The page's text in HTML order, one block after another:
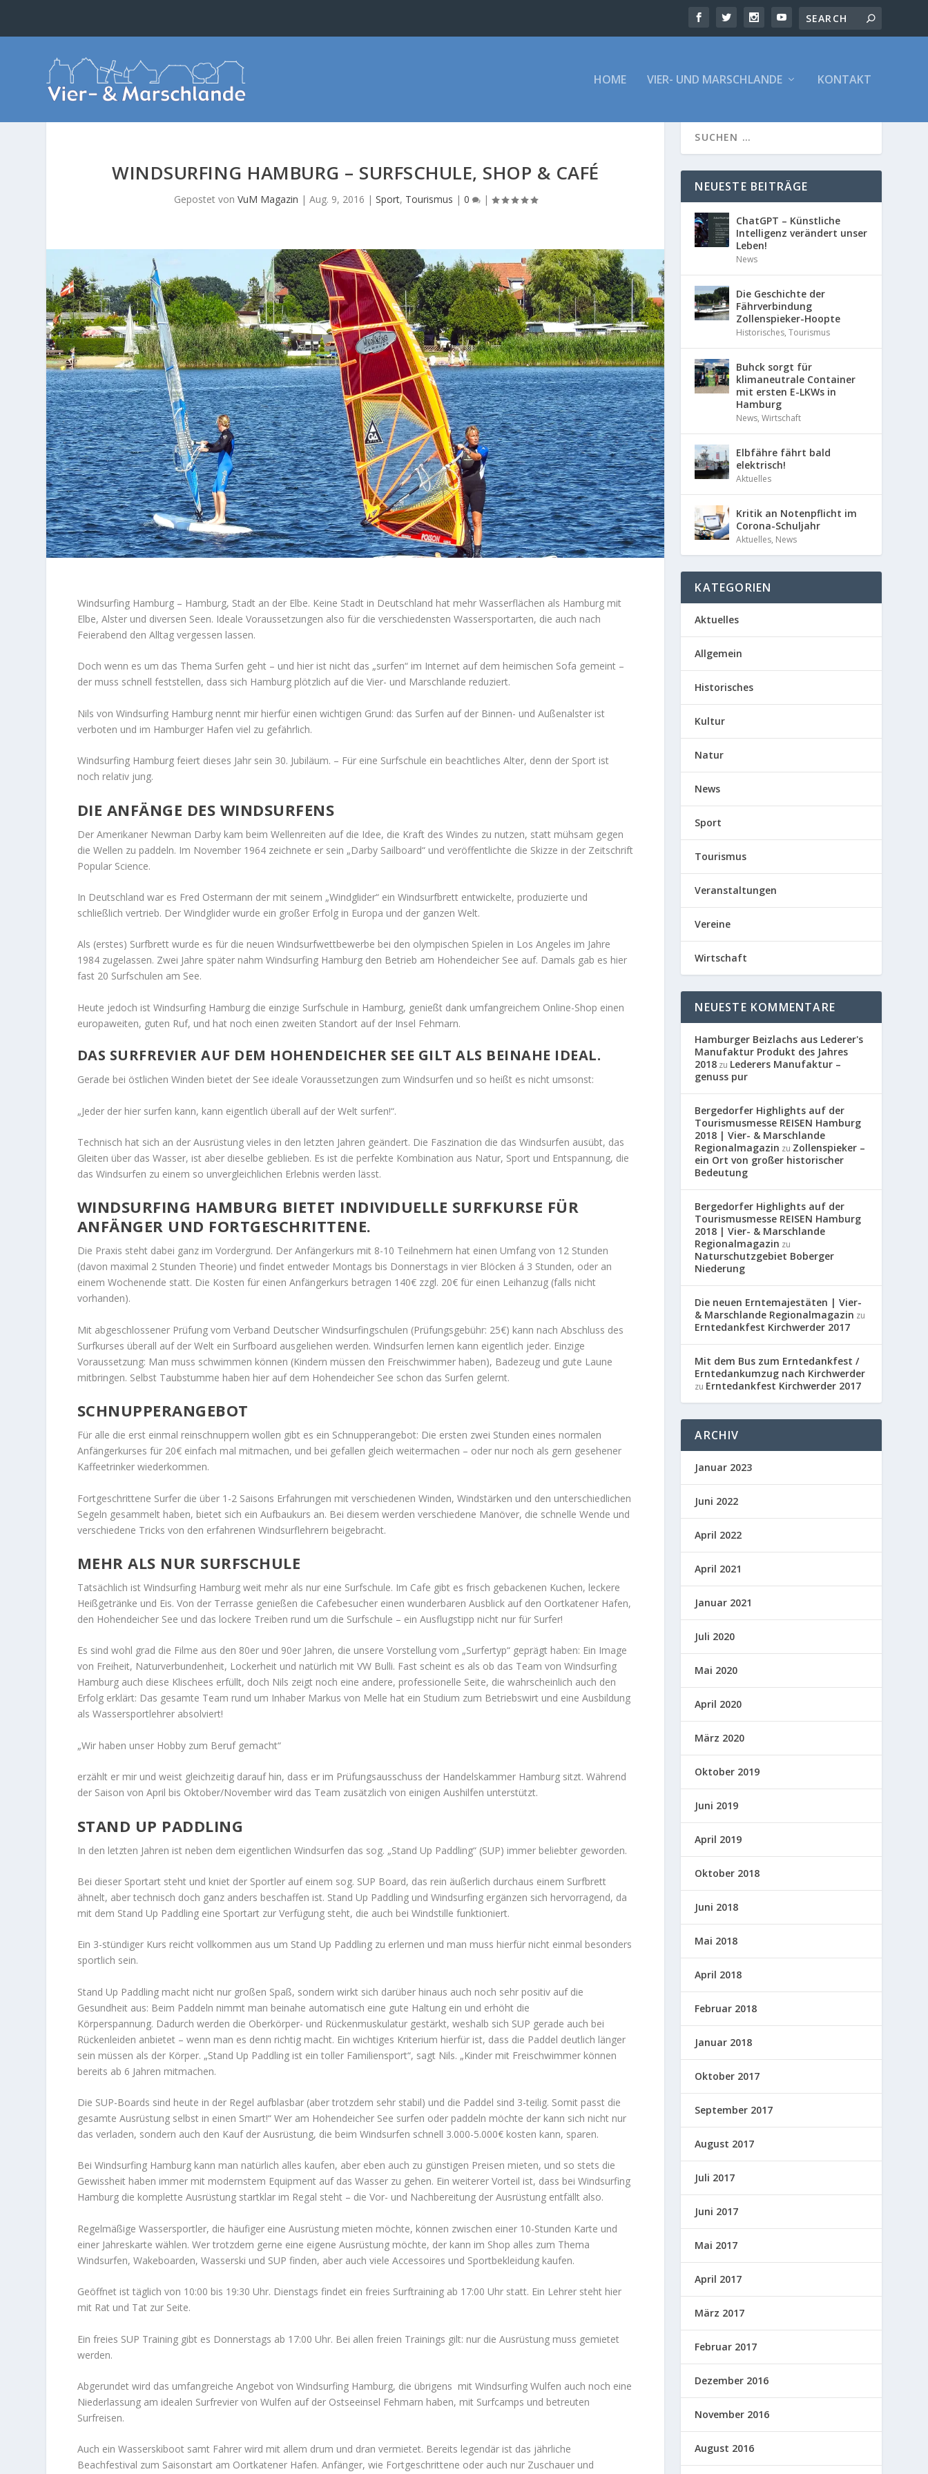
HOME VIER- UND MARSCHLANDE KONTAKT
WINDSURFING HAMBURG – SURFSCHULE, SHOP & CAFÉ
Gepostet von VuM Magazin | Aug. 9, 2016 | Sport, Tourismus | 0 |
Windsurfing Hamburg – Hamburg, Stadt an der Elbe. Keine Stadt in Deutschland hat mehr Wasserflächen als Hamburg mit
Elbe, Alster und diversen Seen. Ideale Voraussetzungen also für die verschiedensten Wassersportarten, die auch nach
Feierabend den Alltag vergessen lassen.
Doch wenn es um das Thema Surfen geht – und hier ist nicht das „surfen“ im Internet auf dem heimischen Sofa gemeint –
der muss schnell feststellen, dass sich Hamburg plötzlich auf die Vier- und Marschlande reduziert.
Nils von Windsurfing Hamburg nennt mir hierfür einen wichtigen Grund: das Surfen auf der Binnen- und Außenalster ist
verboten und im Hamburger Hafen viel zu gefährlich.
Windsurfing Hamburg feiert dieses Jahr sein 30. Jubiläum. – Für eine Surfschule ein beachtliches Alter, denn der Sport ist
noch relativ jung.
DIE ANFÄNGE DES WINDSURFENS
Der Amerikaner Newman Darby kam beim Wellenreiten auf die Idee, die Kraft des Windes zu nutzen, statt mühsam gegen
die Wellen zu paddeln. Im November 1964 zeichnete er sein „Darby Sailboard“ und veröffentlichte die Skizze in der Zeitschrift
Popular Science.
In Deutschland war es Fred Ostermann der mit seinem „Windglider“ ein Windsurfbrett entwickelte, produzierte und
schließlich vertrieb. Der Windglider wurde ein großer Erfolg in Europa und der ganzen Welt.
Als (erstes) Surfbrett wurde es für die neuen Windsurfwettbewerbe bei den olympischen Spielen in Los Angeles im Jahre
1984 zugelassen. Zwei Jahre später nahm Windsurfing Hamburg den Betrieb am Hohendeicher See auf. Damals gab es hier
fast 20 Surfschulen am See.
Heute jedoch ist Windsurfing Hamburg die einzige Surfschule in Hamburg, genießt dank umfangreichem Online-Shop einen
europaweiten, guten Ruf, und hat noch einen zweiten Standort auf der Insel Fehmarn.
DAS SURFREVIER AUF DEM HOHENDEICHER SEE GILT ALS BEINAHE IDEAL.
Gerade bei östlichen Winden bietet der See ideale Voraussetzungen zum Windsurfen und so heißt es nicht umsonst:
„Jeder der hier surfen kann, kann eigentlich überall auf der Welt surfen!“.
Technisch hat sich an der Ausrüstung vieles in den letzten Jahren geändert. Die Faszination die das Windsurfen ausübt, das
Gleiten über das Wasser, ist aber dieselbe geblieben. Es ist die perfekte Kombination aus Natur, Sport und Entspannung, die
das Windsurfen zu einem so unvergleichlichen Erlebnis werden lässt.
WINDSURFING HAMBURG BIETET INDIVIDUELLE SURFKURSE FÜR
ANFÄNGER UND FORTGESCHRITTENE.
Die Praxis steht dabei ganz im Vordergrund. Der Anfängerkurs mit 8-10 Teilnehmern hat einen Umfang von 12 Stunden
(davon maximal 2 Stunden Theorie) und findet entweder Montags bis Donnerstags in vier Blöcken á 3 Stunden, oder an
einem Wochenende statt. Die Kosten für einen Anfängerkurs betragen 140€ zzgl. 20€ für einen Leihanzug (falls nicht
vorhanden).
Mit abgeschlossener Prüfung vom Verband Deutscher Windsurfingschulen (Prüfungsgebühr: 25€) kann nach Abschluss des
Surfkurses überall auf der Welt ein Surfboard ausgeliehen werden. Windsurfen lernen kann eigentlich jeder. Einzige
Voraussetzung: Man muss schwimmen können (Kindern müssen den Freischwimmer haben), Badezeug und gute Laune
mitbringen. Selbst Taubstumme haben hier auf dem Hohendeicher See schon das Surfen gelernt.
SCHNUPPERANGEBOT
Für alle die erst einmal reinschnuppern wollen gibt es ein Schnupperangebot: Die ersten zwei Stunden eines normalen
Anfängerkurses für 20€ einfach mal mitmachen, und bei gefallen gleich weitermachen – oder nur noch als gern gesehener
Kaffeetrinker wiederkommen.
Fortgeschrittene Surfer die über 1-2 Saisons Erfahrungen mit verschiedenen Winden, Windstärken und den unterschiedlichen
Segeln gesammelt haben, bietet sich ein Aufbaukurs an. Bei diesem werden verschiedene Manöver, die schnelle Wende und
verschiedene Tricks von den erfahrenen Windsurflehrern beigebracht.
MEHR ALS NUR SURFSCHULE
Tatsächlich ist Windsurfing Hamburg weit mehr als nur eine Surfschule. Im Cafe gibt es frisch gebackenen Kuchen, leckere
Heißgetränke und Eis. Von der Terrasse genießen die Cafebesucher einen wunderbaren Ausblick auf den Oortkatener Hafen,
den Hohendeicher See und das lockere Treiben rund um die Surfschule – ein Ausflugstipp nicht nur für Surfer!
Es sind wohl grad die Filme aus den 80er und 90er Jahren, die unsere Vorstellung vom „Surfertyp“ geprägt haben: Ein Image
von Freiheit, Naturverbundenheit, Lockerheit und natürlich mit VW Bulli. Fast scheint es als ob das Team von Windsurfing
Hamburg auch diese Klischees erfüllt, doch Nils zeigt noch eine andere, professionelle Seite, die wahrscheinlich auch den
Erfolg erklärt: Das gesamte Team rund um Inhaber Markus von Melle hat ein Studium zum Betriebswirt und eine Ausbildung
als Wassersportlehrer absolviert!
„Wir haben unser Hobby zum Beruf gemacht“
erzählt er mir und weist gleichzeitig darauf hin, dass er im Prüfungsausschuss der Handelskammer Hamburg sitzt. Während
der Saison von April bis Oktober/November wird das Team zusätzlich von einigen Aushilfen unterstützt.
STAND UP PADDLING
In den letzten Jahren ist neben dem eigentlichen Windsurfen das sog. „Stand Up Paddling“ (SUP) immer beliebter geworden.
Bei dieser Sportart steht und kniet der Sportler auf einem sog. SUP Board, das rein äußerlich durchaus einem Surfbrett
ähnelt, aber technisch doch ganz anders beschaffen ist. Stand Up Paddling und Windsurfing ergänzen sich hervorragend, da
mit dem Stand Up Paddling eine Sportart zur Verfügung steht, die auch bei Windstille funktioniert.
Ein 3-stündiger Kurs reicht vollkommen aus um Stand Up Paddling zu erlernen und man muss hierfür nicht einmal besonders
sportlich sein.
Stand Up Paddling macht nicht nur großen Spaß, sondern wirkt sich darüber hinaus auch noch sehr positiv auf die
Gesundheit aus: Beim Paddeln nimmt man beinahe automatisch eine gute Haltung ein und erhöht die
Körperspannung. Dadurch werden die Oberkörper- und Rückenmuskulatur gestärkt, weshalb sich SUP gerade auch bei
Rückenleiden anbietet – wenn man es denn richtig macht. Ein wichtiges Kriterium hierfür ist, dass die Paddel deutlich länger
sein müssen als der Körper. „Stand Up Paddling ist ein toller Familiensport“, sagt Nils. „Kinder mit Freischwimmer können
bereits ab 6 Jahren mitmachen.
Die SUP-Boards sind heute in der Regel aufblasbar (aber trotzdem sehr stabil) und die Paddel sind 3-teilig. Somit passt die
gesamte Ausrüstung selbst in einen Smart!“ Wer am Hohendeicher See surfen oder paddeln möchte der kann sich nicht nur
das verladen, sondern auch den Kauf der Ausrüstung, die beim Windsurfen schnell 3.000-5.000€ kosten kann, sparen.
Bei Windsurfing Hamburg kann man natürlich alles kaufen, aber eben auch zu günstigen Preisen mieten, und so stets die
Gewissheit haben immer mit modernstem Equipment auf das Wasser zu gehen. Ein weiterer Vorteil ist, dass bei Windsurfing
Hamburg die komplette Ausrüstung startklar im Regal steht – die Vor- und Nachbereitung der Ausrüstung entfällt also.
Regelmäßige Wassersportler, die häufiger eine Ausrüstung mieten möchte, können zwischen einer 10-Stunden Karte und
einer Jahreskarte wählen. Wer trotzdem gerne eine eigene Ausrüstung möchte, der kann im Shop alles zum Thema
Windsurfen, Wakeboarden, Wasserski und SUP finden, aber auch viele Accessoires und Sportbekleidung kaufen.
Geöffnet ist täglich von 10:00 bis 19:30 Uhr. Dienstags findet ein freies Surftraining ab 17:00 Uhr statt. Ein Lehrer steht hier
mit Rat und Tat zur Seite.
Ein freies SUP Training gibt es Donnerstags ab 17:00 Uhr. Bei allen freien Trainings gilt: nur die Ausrüstung muss gemietet
werden.
Abgerundet wird das umfangreiche Angebot von Windsurfing Hamburg, die übrigens mit Windsurfing Wulfen auch noch eine
Niederlassung am idealen Surfrevier von Wulfen auf der Ostseeinsel Fehmarn haben, mit Surfcamps und betreuten
Surfreisen.
Auch ein Wasserskiboot samt Fahrer wird mit allem drum und dran vermietet. Bereits legendär ist das jährliche
Beachfestival zum Saisonstart am Oortkatener Hafen. Anfänger, wie Fortgeschrittene oder auch nur Zuschauer und
NEUESTE BEITRÄGE
ChatGPT – Künstliche
Intelligenz verändert unser
Leben!
News
Die Geschichte der
Fährverbindung
Zollenspieker-Hoopte
Historisches,Tourismus
Buhck sorgt für
klimaneutrale Container
mit ersten E-LKWs in
Hamburg
News,Wirtschaft
Elbfähre fährt bald
elektrisch!
Aktuelles
Kritik an Notenpflicht im
Corona-Schuljahr
Aktuelles, News
KATEGORIEN
Aktuelles
Allgemein
Historisches
Kultur
Natur
News
Sport
Tourismus
Veranstaltungen
Vereine
Wirtschaft
NEUESTE KOMMENTARE
Hamburger Beizlachs aus Lederer's
Manufaktur Produkt des Jahres
2018 zu Lederers Manufaktur –
genuss pur
Bergedorfer Highlights auf der
Tourismusmesse REISEN Hamburg
2018 | Vier- & Marschlande
Regionalmagazin zu Zollenspieker –
ein Ort von großer historischer
Bedeutung
Bergedorfer Highlights auf der
Tourismusmesse REISEN Hamburg
2018 | Vier- & Marschlande
Regionalmagazin zu
Naturschutzgebiet Boberger
Niederung
Die neuen Erntemajestäten | Vier-
& Marschlande Regionalmagazin zu
Erntedankfest Kirchwerder 2017
Mit dem Bus zum Erntedankfest /
Erntedankumzug nach Kirchwerder
zu Erntedankfest Kirchwerder 2017
ARCHIV
Januar 2023
Juni 2022
April 2022
April 2021
Januar 2021
Juli 2020
Mai 2020
April 2020
März 2020
Oktober 2019
Juni 2019
April 2019
Oktober 2018
Juni 2018
Mai 2018
April 2018
Februar 2018
Januar 2018
Oktober 2017
September 2017
August 2017
Juli 2017
Juni 2017
Mai 2017
April 2017
März 2017
Februar 2017
Dezember 2016
November 2016
August 2016